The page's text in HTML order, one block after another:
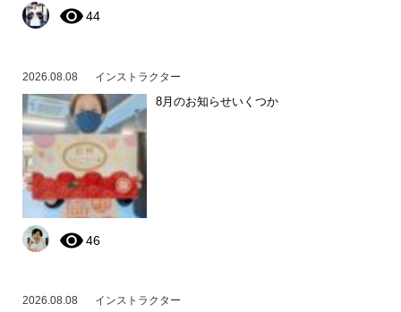
44
2026.08.08 インストラクター
8月のお知らせいくつか
46
2026.08.08 インストラクター